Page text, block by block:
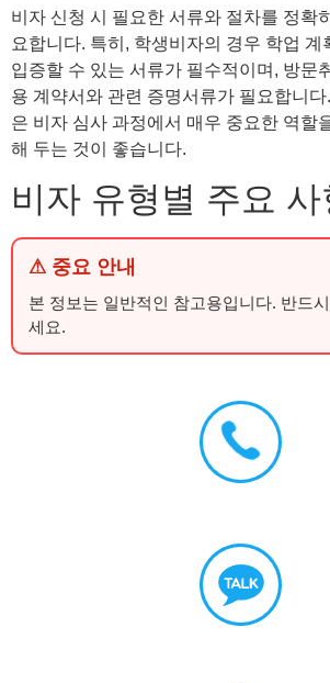
비자 신청 시 필요한 서류와 절차를 정확
요합니다. 특히, 학생비자의 경우 학업 계
입증할 수 있는 서류가 필수적이며, 방문
용 계약서와 관련 증명서류가 필요합니
은 비자 심사 과정에서 매우 중요한 역할
해 두는 것이 좋습니다.
비자 유형별 주요 사
⚠ 중요 안내
본 정보는 일반적인 참고용입니다. 반드
세요.